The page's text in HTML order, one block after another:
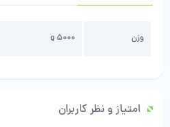
وزن 5000 g
امتیاز و نظر کاربران